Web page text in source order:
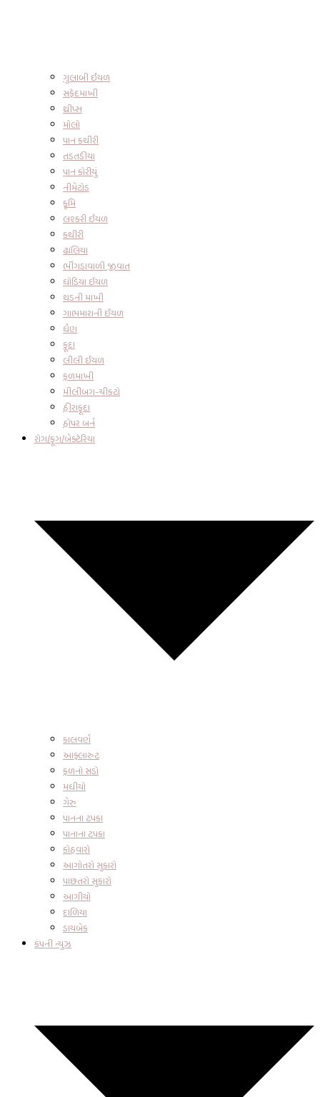
ગુલાબી ઈયળ
સફેદમાખી
થ્રીપ્સ
મોલો
પાન કથીરી
તડતડીયા
પાન કોરીયું
નીમેટોડ
કૃમિ
લશ્કરી ઈયળ
કથીરી
ઢાંલિયા
ભીંગડાવાળી જીવાત
ઘોડિયા ઈયળ
થડની માખી
ગાભમારાની ઈયળ
ધૈણ
ફૂદા
લીલી ઈયળ
ફળમાખી
મીલીબગ-ચીકટો
હીરાફૂદા
હોપર બર્ન
રોગ/ફૂગ/બેક્ટેરિયા
કાલવર્ણ
આફ્લારુટ
ફળનો સડો
મધીયો
ગેરુ
પાનના ટપકા
પાનાના ટપકા
કોહવારો
આગોતરો સુકારો
પાછતરો સુકારો
આગીયો
દાળિયા
ડાયબેક
કંપની ન્યુઝ